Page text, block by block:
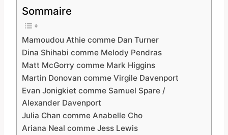
Sommaire
Mamoudou Athie comme Dan Turner
Dina Shihabi comme Melody Pendras
Matt McGorry comme Mark Higgins
Martin Donovan comme Virgile Davenport
Evan Jonigkiet comme Samuel Spare /
Alexander Davenport
Julia Chan comme Anabelle Cho
Ariana Neal comme Jess Lewis